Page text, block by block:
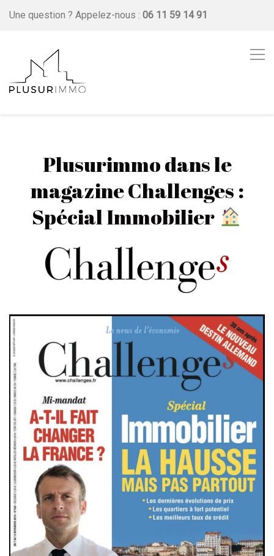
Une question ? Appelez-nous : 06 11 59 14 91
Plusurimmo dans le
magazine Challenges :
Spécial Immobilier